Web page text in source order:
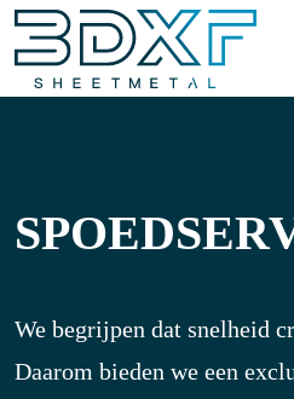
We begrijpen dat snelheid
Daarom bieden we een